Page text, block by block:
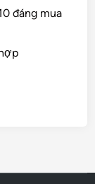
đáng mua